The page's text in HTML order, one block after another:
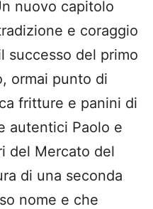
nuovo capitolo
e coraggio
successo del primo
ormai punto di
fritture e panini di
autentici Paolo e
del Mercato del
di una seconda
nome e che